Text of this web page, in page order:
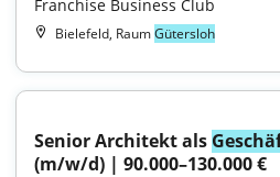
Franchise Business Club
Bielefeld, RaumGütersloh
Senior Architekt als
(m/w/d) | 90.000–130.000 €